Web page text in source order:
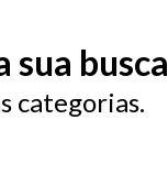
busca
categorias.